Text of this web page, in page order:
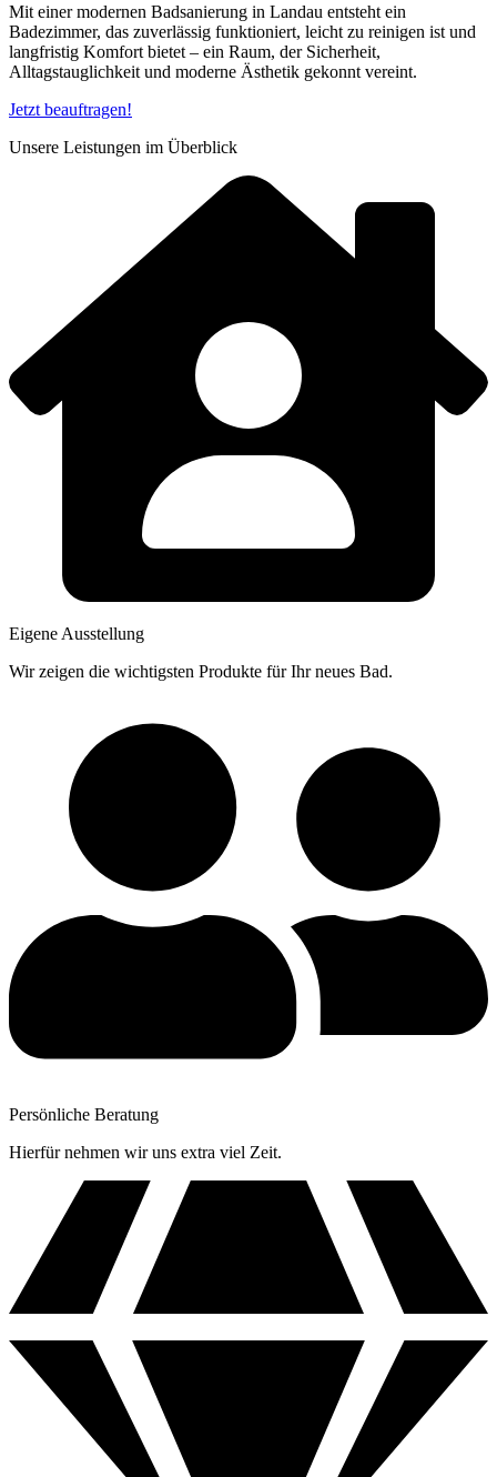
Mit einer modernen Badsanierung in Landau entsteht ein
Badezimmer, das zuverlässig funktioniert, leicht zu reinigen ist und
langfristig Komfort bietet – ein Raum, der Sicherheit,
Alltagstauglichkeit und moderne Ästhetik gekonnt vereint.
Jetzt beauftragen!
Unsere Leistungen im Überblick
Eigene Ausstellung
Wir zeigen die wichtigsten Produkte für Ihr neues Bad.
Persönliche Beratung
Hierfür nehmen wir uns extra viel Zeit.